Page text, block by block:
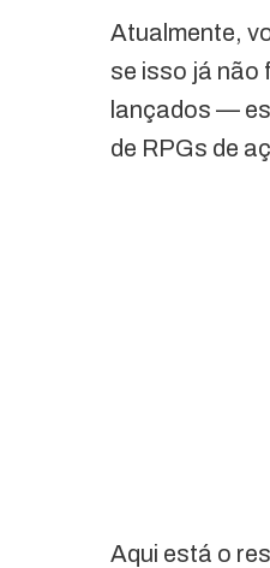
Atualmente,
se isso já não
lançados —
de RPGs de
Aqui está o